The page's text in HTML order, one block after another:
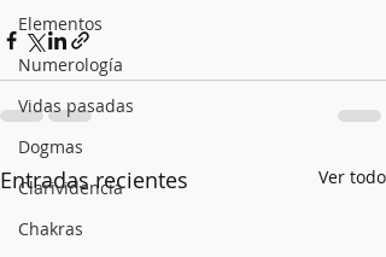
Elementos
Numerología
Vidas pasadas
Dogmas
Clarividencia
Chakras
Entradas recientes Ver todo